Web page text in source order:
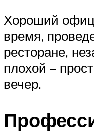
Хороший
время,
ресторане,
плохой –
вечер.